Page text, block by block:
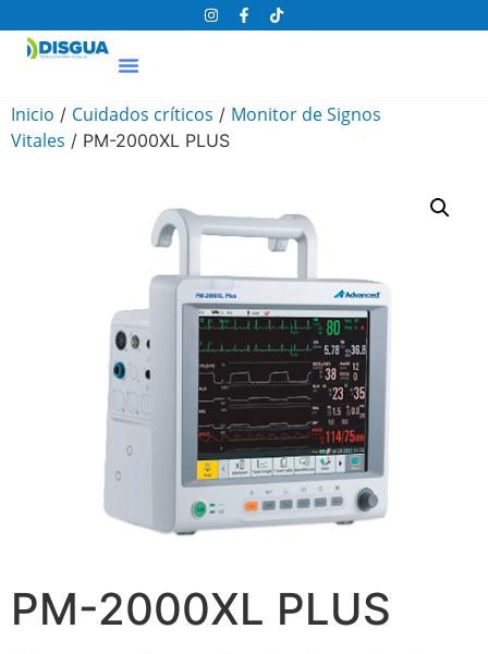
Inicio / Cuidados críticos / Monitor de Signos
Vitales / PM-2000XL PLUS
PM-2000XL PLUS